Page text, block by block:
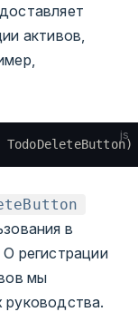
активов,
js
TodoDeleteButton)
в
регистрации
мы